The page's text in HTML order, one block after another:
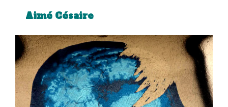
Aimé Césaire